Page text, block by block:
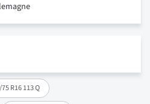
R16 113 Q